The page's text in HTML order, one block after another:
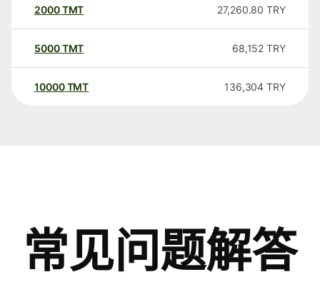
2000TMT 27,260.80 TRY
5000TMT 68,152 TRY
10000 TMT 136,304 TRY
常见问题解答